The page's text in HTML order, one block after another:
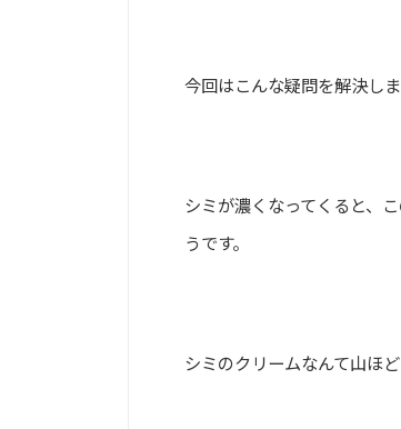
今回はこんな疑問を解決し
シミが濃くなってくると、
うです。
シミのクリームなんて山ほ